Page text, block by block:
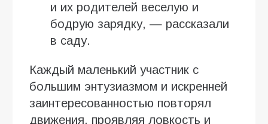
и их родителей веселую и
бодрую зарядку, — рассказали
в саду.
Каждый маленький участник с
большим энтузиазмом и искренней
заинтересованностью повторял
движения, проявляя ловкость и